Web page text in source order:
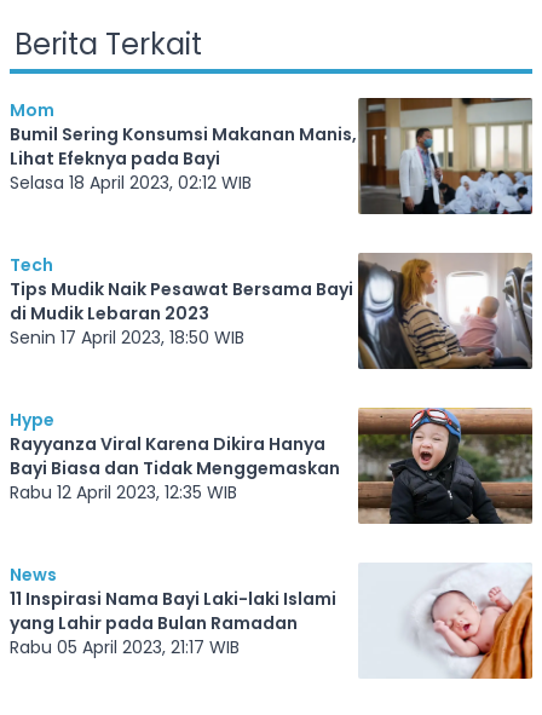
Berita Terkait
Mom
Bumil Sering Konsumsi Makanan Manis,
Lihat Efeknya pada Bayi
Selasa 18 April 2023, 02:12 WIB
Tech
Tips Mudik Naik Pesawat Bersama Bayi
di Mudik Lebaran 2023
Senin 17 April 2023, 18:50 WIB
Hype
Rayyanza Viral Karena Dikira Hanya
Bayi Biasa dan Tidak Menggemaskan
Rabu 12 April 2023, 12:35 WIB
News
11 Inspirasi Nama Bayi Laki-laki Islami
yang Lahir pada Bulan Ramadan
Rabu 05 April 2023, 21:17 WIB